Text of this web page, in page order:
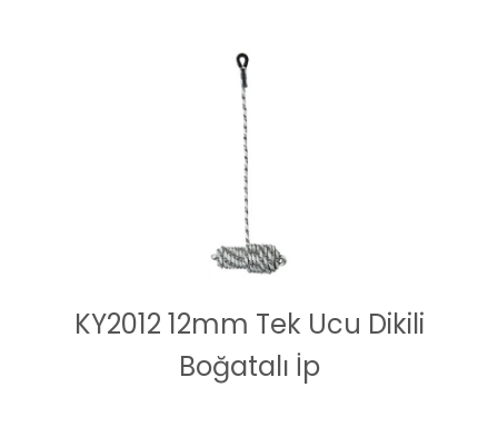
KY2012 12mm Tek Ucu Dikili
Boğatalı İp